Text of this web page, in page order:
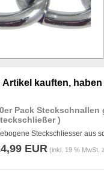
kauften,
Pack Steckschnallen
)
Steckschliesser aus
EUR (inkl. 19 % MwSt.